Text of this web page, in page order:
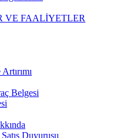
VE FAALİYETLER
Belgesi
Duyurusu